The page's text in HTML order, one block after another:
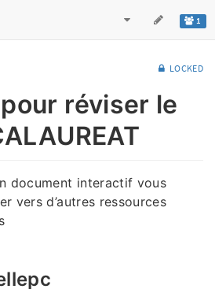
1
LOCKED
réviser le
document interactif vous
vers d’autres ressources